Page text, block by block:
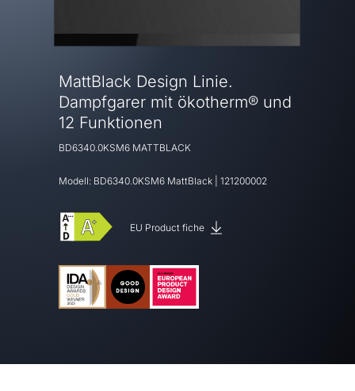
MattBlack Design Linie.
Dampfgarer mit ökotherm® und
12 Funktionen
BD6340.0KSM6 MATTBLACK
Modell: BD6340.0KSM6 MattBlack 121200002
EU Product fiche